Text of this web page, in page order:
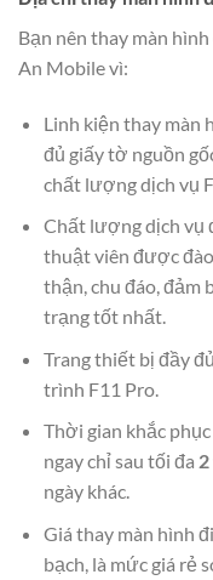
Bạn nên thay màn
An Mobile vì:
Linh kiện thay màn
đủ giấy tờ nguồn
chất lượng dịch vụ
Chất lượng dịch vụ
thuật viên được đào
thận, chu đáo, đảm
trạng tốt nhất.
Trang thiết bị đầy
trình F11 Pro.
Thời gian khắc
ngay chỉ sau tối đa
ngày khác.
Giá thay màn hình
bạch, là mức giá rẻ